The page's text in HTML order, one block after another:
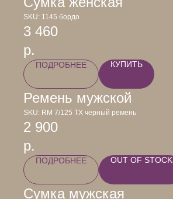
SKU: 1145 бордо
3 460
р.
ПОДРОБНЕЕ КУПИТЬ
Ремень мужской
SKU: RM 7/125 TX черный ремень
2 900
р.
ПОДРОБНЕЕ OUT OF STOCK
Сумка мужская